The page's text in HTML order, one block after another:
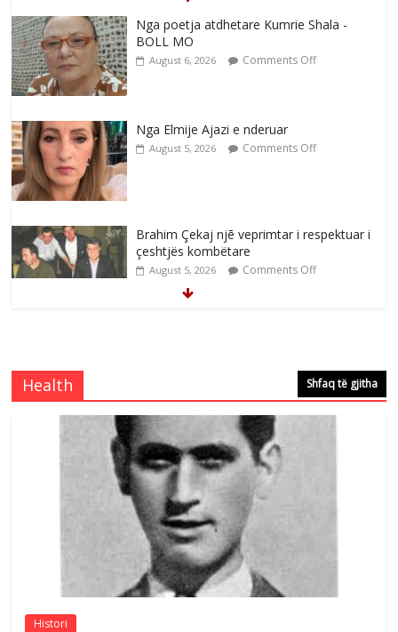
Nga poetja atdhetare Kumrie Shala -
BOLL MO
August 6, 2026 Comments Off
Nga Elmije Ajazi e nderuar
August 5, 2026 Comments Off
Brahim Çekaj njē veprimtar i respektuar i
çeshtjës kombëtare
August 5, 2026 Comments Off
e invalidëve në Fushë Kosovë
Comments Off
Çlirimtari Agron Gërvalla me takime pune
në atdhe të shoqerisë Levizja
August 3, 2026 Comments Off
Postim me vlera nga artistja e mirëfilltë
Mimoza Gjoni
August 6, 2026 Comments Off
Health Shfaq të gjitha
Histori